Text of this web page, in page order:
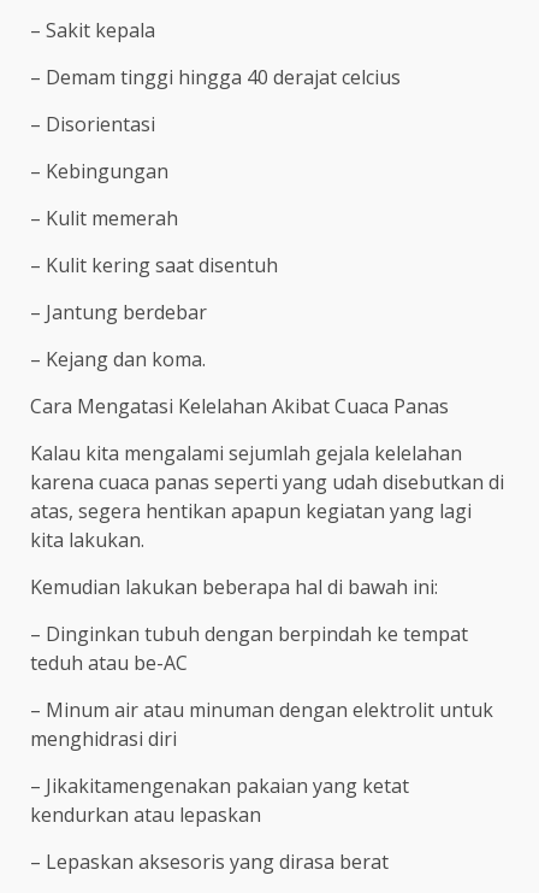
– Sakit kepala
– Demam tinggi hingga 40 derajat celcius
– Disorientasi
– Kebingungan
– Kulit memerah
– Kulit kering saat disentuh
– Jantung berdebar
– Kejang dan koma.
Cara Mengatasi Kelelahan Akibat Cuaca Panas
Kalau kita mengalami sejumlah gejala kelelahan
karena cuaca panas seperti yang udah disebutkan di
atas, segera hentikan apapun kegiatan yang lagi
kita lakukan.
Kemudian lakukan beberapa hal di bawah ini:
– Dinginkan tubuh dengan berpindah ke tempat
teduh atau be-AC
– Minum air atau minuman dengan elektrolit untuk
menghidrasi diri
– Jikakitamengenakan pakaian yang ketat
kendurkan atau lepaskan
– Lepaskan aksesoris yang dirasa berat